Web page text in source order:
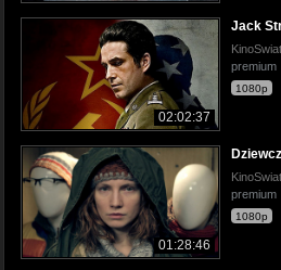
02:02:37
Jack
KinoSwiat
premium
1080p
01:28:46
KinoSwiat
premium
1080p